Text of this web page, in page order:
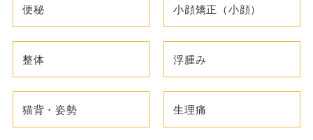
便秘 小顔矯正（小顔）
整体 浮腫み
猫背・姿勢 生理痛